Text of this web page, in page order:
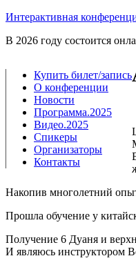
Интерактивная
В 2026 году состоится
Купить билет/​запись
О конференции
Новости
Программа.2025
Видео.2025
Спикеры
Организаторы
Контакты
Нако­пив мно­го­лет­ний
Про­шла обу­че­ние у
Полу­че­ние 6 Дуа­ня и
И явля­юсь инструк­то­ром